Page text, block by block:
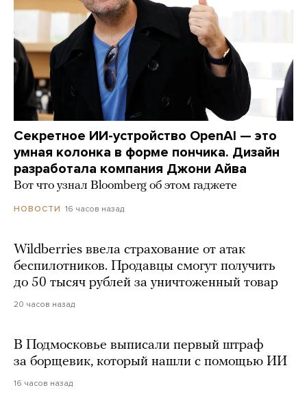
Секретное ИИ-устройство OpenAI — это
умная колонка в форме пончика. Дизайн
разработала компания Джони Айва
Вот что узнал Bloomberg об этом гаджете
НОВОСТИ 16 часов назад
Wildberries ввела страхование от атак
беспилотников. Продавцы смогут получить
до 50 тысяч рублей за уничтоженный товар
20 часов назад
В Подмосковье выписали первый штраф
за борщевик, который нашли с помощью ИИ
16 часов назад